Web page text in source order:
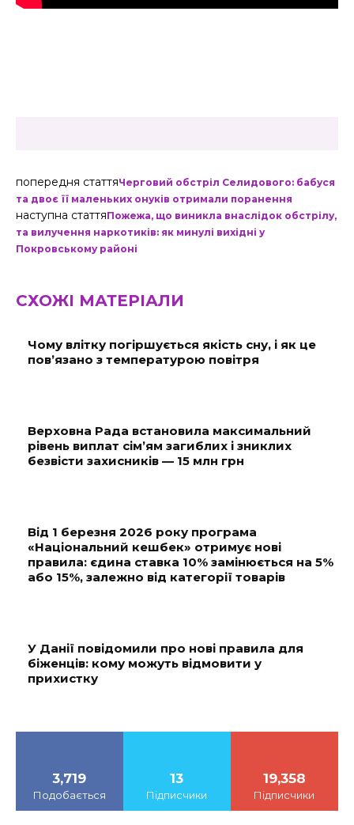
попередня статтяЧерговий обстріл Селидового: бабуся
та двоє її маленьких онуків отримали поранення
наступна статтяПожежа, що виникла внаслідок обстрілу,
та вилучення наркотиків: як минулі вихідні у
Покровському районі
СХОЖІ МАТЕРІАЛИ
Чому влітку погіршується якість сну, і як це
пов’язано з температурою повітря
Верховна Рада встановила максимальний
рівень виплат сім’ям загиблих і зниклих
безвісти захисників — 15 млн грн
Від 1 березня 2026 року програма
«Національний кешбек» отримує нові
правила: єдина ставка 10% замінюється на 5%
або 15%, залежно від категорії товарів
У Данії повідомили про нові правила для
біженців: кому можуть відмовити у
прихистку
3,719
Подобається
13
Підписчики
19,358
Підписчики